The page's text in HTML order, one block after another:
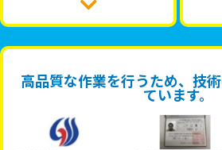
高品質な作業を行うため、技
ています。